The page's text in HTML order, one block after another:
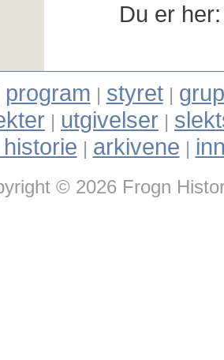
Du er
program | styret|
| utgivelser |
| arkivene |
© 2026 Frogn